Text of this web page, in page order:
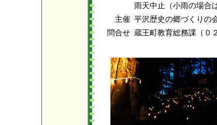
雨天中止（小雨の場合
主催 平沢歴史の郷づくりの
問合せ 蔵王町教育総務課（０